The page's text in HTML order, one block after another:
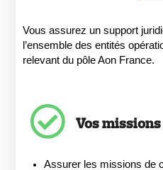
Vous assurez un support
l’ensemble des entités
relevant du pôle Aon France.
Vos missions
Assurer les missions de